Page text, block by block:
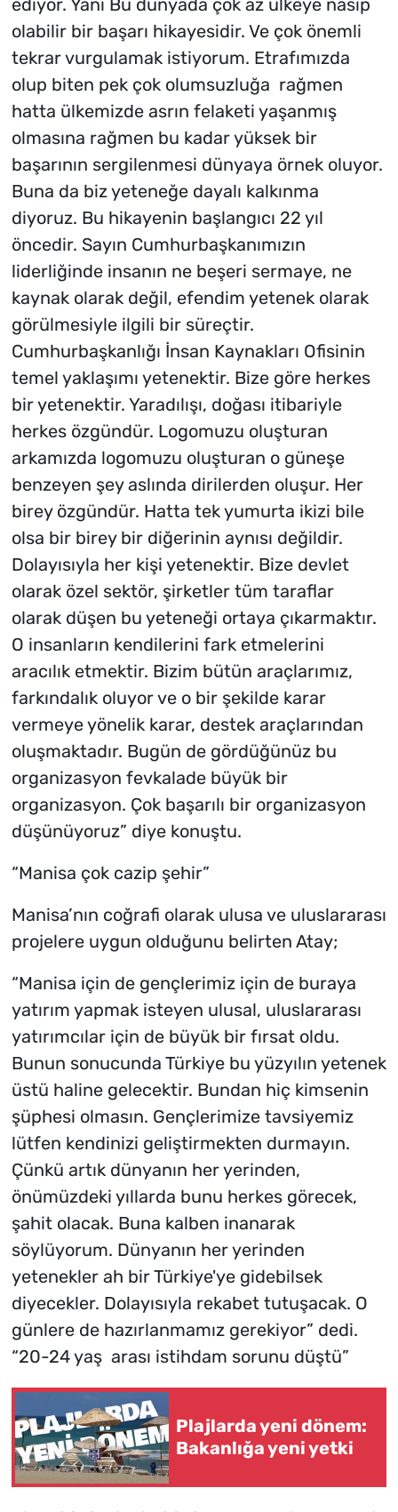
ediyor. Yani Bu dünyada çok az ülkeye nasip
olabilir bir başarı hikayesidir. Ve çok önemli
tekrar vurgulamak istiyorum. Etrafımızda
olup biten pek çok olumsuzluğa rağmen
hatta ülkemizde asrın felaketi yaşanmış
olmasına rağmen bu kadar yüksek bir
başarının sergilenmesi dünyaya örnek oluyor.
Buna da biz yeteneğe dayalı kalkınma
diyoruz. Bu hikayenin başlangıcı 22 yıl
öncedir. Sayın Cumhurbaşkanımızın
liderliğinde insanın ne beşeri sermaye, ne
kaynak olarak değil, efendim yetenek olarak
görülmesiyle ilgili bir süreçtir.
Cumhurbaşkanlığı İnsan Kaynakları Ofisinin
temel yaklaşımı yetenektir. Bize göre herkes
bir yetenektir. Yaradılışı, doğası itibariyle
herkes özgündür. Logomuzu oluşturan
arkamızda logomuzu oluşturan o güneşe
benzeyen şey aslında dirilerden oluşur. Her
birey özgündür. Hatta tek yumurta ikizi bile
olsa bir birey bir diğerinin aynısı değildir.
Dolayısıyla her kişi yetenektir. Bize devlet
olarak özel sektör, şirketler tüm taraflar
olarak düşen bu yeteneği ortaya çıkarmaktır.
O insanların kendilerini fark etmelerini
aracılık etmektir. Bizim bütün araçlarımız,
farkındalık oluyor ve o bir şekilde karar
vermeye yönelik karar, destek araçlarından
oluşmaktadır. Bugün de gördüğünüz bu
organizasyon fevkalade büyük bir
organizasyon. Çok başarılı bir organizasyon
düşünüyoruz” diye konuştu.
“Manisa çok cazip şehir”
Manisa’nın coğrafi olarak ulusa ve uluslararası
projelere uygun olduğunu belirten Atay;
“Manisa için de gençlerimiz için de buraya
yatırım yapmak isteyen ulusal, uluslararası
yatırımcılar için de büyük bir fırsat oldu.
Bunun sonucunda Türkiye bu yüzyılın yetenek
üstü haline gelecektir. Bundan hiç kimsenin
şüphesi olmasın. Gençlerimize tavsiyemiz
lütfen kendinizi geliştirmekten durmayın.
Çünkü artık dünyanın her yerinden,
önümüzdeki yıllarda bunu herkes görecek,
şahit olacak. Buna kalben inanarak
söylüyorum. Dünyanın her yerinden
yetenekler ah bir Türkiye'ye gidebilsek
diyecekler. Dolayısıyla rekabet tutuşacak. O
günlere de hazırlanmamız gerekiyor” dedi.
“20-24 yaş arası istihdam sorunu düştü”
Plajlarda yeni dönem:
Bakanlığa yeni yetki